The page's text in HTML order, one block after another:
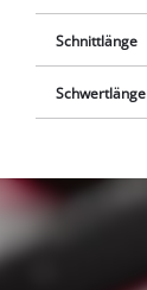
Schnittlänge
Schwertlänge